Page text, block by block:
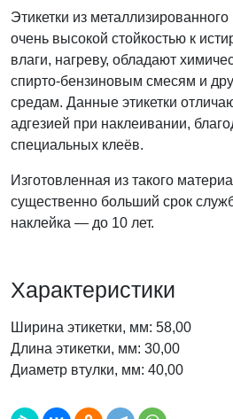
Этикетки из
очень высокой стойкостью к
влаги, нагреву, обладают
спирто-бензиновым смесям и
средам. Данные этикетки
адгезией при наклеивании,
специальных клеёв.
Изготовленная из такого
существенно больший срок
наклейка — до 10 лет.
Характеристики
Ширина этикетки, мм: 58,00
Длина этикетки, мм: 30,00
Диаметр втулки, мм: 40,00